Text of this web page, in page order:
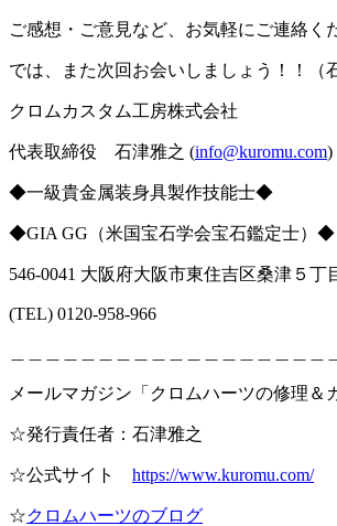
ご感想・ご意見など、お気軽にご連絡く
では、また次回お会いしましょう！！（
クロムカスタム工房株式会社
代表取締役 石津雅之 (info@kuromu.com)
◆一級貴金属装身具製作技能士◆
◆GIA GG（米国宝石学会宝石鑑定士）◆
546-0041 大阪府大阪市東住吉区桑津５丁
(TEL) 0120-958-966
メールマガジン「クロムハーツの修理＆
☆発行責任者：石津雅之
☆公式サイト https://www.kuromu.com/
☆クロムハーツのブログ